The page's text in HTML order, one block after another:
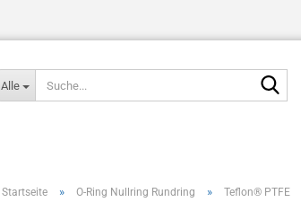
Alle
Startseite » O-Ring Nullring Rundring » Teflon® PTFE